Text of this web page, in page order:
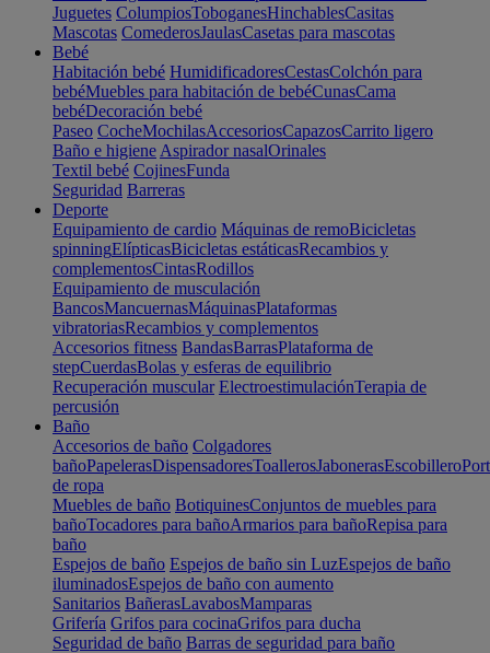
Juguetes ColumpiosToboganesHinchablesCasitas
Mascotas ComederosJaulasCasetas para mascotas
Bebé
Habitación bebé HumidificadoresCestasColchón para
bebéMuebles para habitación de bebéCunasCama
bebéDecoración bebé
Paseo CocheMochilasAccesoriosCapazosCarrito ligero
Baño e higiene Aspirador nasalOrinales
Textil bebé CojinesFunda
Seguridad Barreras
Deporte
Equipamiento de cardio Máquinas de remoBicicletas
spinningElípticasBicicletas estáticasRecambios y
complementosCintasRodillos
Equipamiento de musculación
BancosMancuernasMáquinasPlataformas
vibratoriasRecambios y complementos
Accesorios fitness BandasBarrasPlataforma de
stepCuerdasBolas y esferas de equilibrio
Recuperación muscular ElectroestimulaciónTerapia de
percusión
Baño
Accesorios de baño Colgadores
bañoPapelerasDispensadoresToallerosJabonerasEscobillero
de ropa
Muebles de baño BotiquinesConjuntos de muebles para
bañoTocadores para bañoArmarios para bañoRepisa para
baño
Espejos de baño Espejos de baño sin LuzEspejos de baño
iluminadosEspejos de baño con aumento
Sanitarios BañerasLavabosMamparas
Grifería Grifos para cocinaGrifos para ducha
Seguridad de baño Barras de seguridad para baño